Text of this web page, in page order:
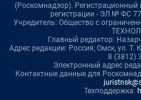
(Роскомнадзор).
регистрации - ЭЛ № ФС
Учредитель: Общество с
Главный редактор:
Адрес редакции: Россия, Омск, ул.
8 (3812)
Электронный адрес
Контактные данные для
Техподдержка: